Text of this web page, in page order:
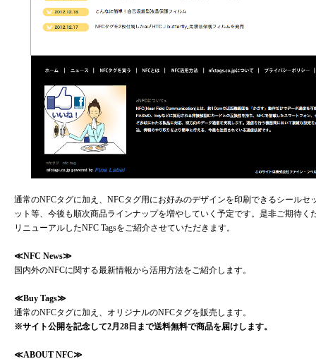
通常のNFCタグに加え、NFCタグ用にお好みのデザインを印刷できるシール
ット等、今後も順次商品ラインナップを増やしていく予定です。是非ご期待く
リニューアルしたNFC Tagsをご紹介させていただきます。
≪NFC News≫
国内外のNFCに関する最新情報から活用方法をご紹介します。
≪Buy Tags≫
通常のNFCタグに加え、オリジナルのNFCタグを販売します。
※サイト公開を記念して2月28日まで送料無料で商品を届けします。
≪ABOUT NFC≫